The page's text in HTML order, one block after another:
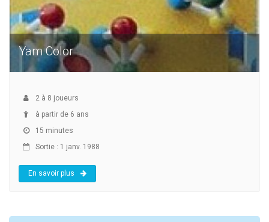
Yam Color
2 à 8 joueurs
à partir de 6 ans
15 minutes
Sortie : 1 janv. 1988
En savoir plus